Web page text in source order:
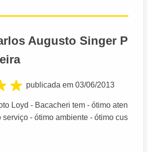
Augusto Singer P
publicada em 03/06/2013
Loyd - Bacacheri tem - ótimo aten
serviço - ótimo ambiente - ótimo cus